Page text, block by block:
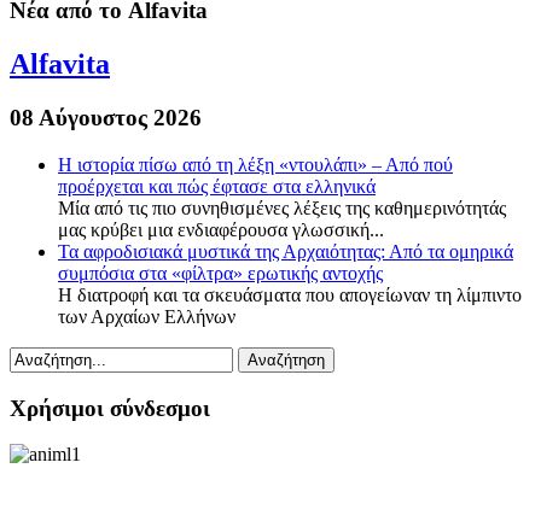
Νέα από το Alfavita
Alfavita
08 Αύγουστος 2026
Η ιστορία πίσω από τη λέξη «ντουλάπι» – Από πού
προέρχεται και πώς έφτασε στα ελληνικά
Μία από τις πιο συνηθισμένες λέξεις της καθημερινότητάς
μας κρύβει μια ενδιαφέρουσα γλωσσική...
Τα αφροδισιακά μυστικά της Αρχαιότητας: Από τα ομηρικά
συμπόσια στα «φίλτρα» ερωτικής αντοχής
Η διατροφή και τα σκευάσματα που απογείωναν τη λίμπιντο
των Αρχαίων Ελλήνων
Χρήσιμοι σύνδεσμοι